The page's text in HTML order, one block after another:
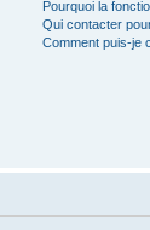
Pourquoi la
Qui contacter
Comment puis-je